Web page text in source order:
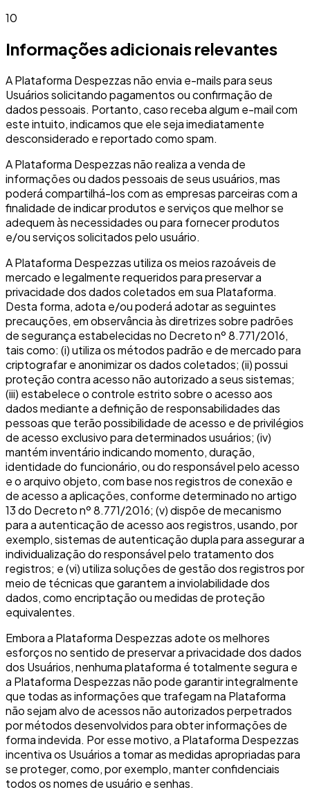
10
Informações adicionais relevantes
A Plataforma Despezzas não envia e-mails para seus
Usuários solicitando pagamentos ou confirmação de
dados pessoais. Portanto, caso receba algum e-mail com
este intuito, indicamos que ele seja imediatamente
desconsiderado e reportado como spam.
A Plataforma Despezzas não realiza a venda de
informações ou dados pessoais de seus usuários, mas
poderá compartilhá-los com as empresas parceiras com a
finalidade de indicar produtos e serviços que melhor se
adequem às necessidades ou para fornecer produtos
e/ou serviços solicitados pelo usuário.
A Plataforma Despezzas utiliza os meios razoáveis de
mercado e legalmente requeridos para preservar a
privacidade dos dados coletados em sua Plataforma.
Desta forma, adota e/ou poderá adotar as seguintes
precauções, em observância às diretrizes sobre padrões
de segurança estabelecidas no Decreto nº 8.771/2016,
tais como: (i) utiliza os métodos padrão e de mercado para
criptografar e anonimizar os dados coletados; (ii) possui
proteção contra acesso não autorizado a seus sistemas;
(iii) estabelece o controle estrito sobre o acesso aos
dados mediante a definição de responsabilidades das
pessoas que terão possibilidade de acesso e de privilégios
de acesso exclusivo para determinados usuários; (iv)
mantém inventário indicando momento, duração,
identidade do funcionário, ou do responsável pelo acesso
e o arquivo objeto, com base nos registros de conexão e
de acesso a aplicações, conforme determinado no artigo
13 do Decreto nº 8.771/2016; (v) dispõe de mecanismo
para a autenticação de acesso aos registros, usando, por
exemplo, sistemas de autenticação dupla para assegurar a
individualização do responsável pelo tratamento dos
registros; e (vi) utiliza soluções de gestão dos registros por
meio de técnicas que garantem a inviolabilidade dos
dados, como encriptação ou medidas de proteção
equivalentes.
Embora a Plataforma Despezzas adote os melhores
esforços no sentido de preservar a privacidade dos dados
dos Usuários, nenhuma plataforma é totalmente segura e
a Plataforma Despezzas não pode garantir integralmente
que todas as informações que trafegam na Plataforma
não sejam alvo de acessos não autorizados perpetrados
por métodos desenvolvidos para obter informações de
forma indevida. Por esse motivo, a Plataforma Despezzas
incentiva os Usuários a tomar as medidas apropriadas para
se proteger, como, por exemplo, manter confidenciais
todos os nomes de usuário e senhas.